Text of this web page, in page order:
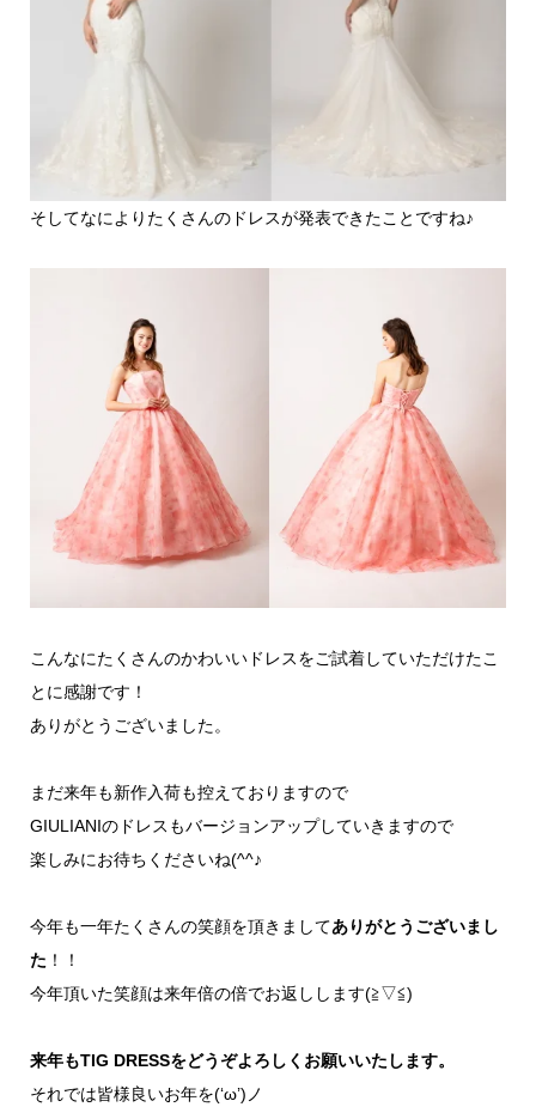
そしてなによりたくさんのドレスが発表できたことですね♪
こんなにたくさんのかわいいドレスをご試着していただけたこ
とに感謝です！
ありがとうございました。
まだ来年も新作入荷も控えておりますので
GIULIANIのドレスもバージョンアップしていきますので
楽しみにお待ちくださいね(^^♪
今年も一年たくさんの笑顔を頂きましてありがとうございまし
た ！！
今年頂いた笑顔は来年倍の倍でお返しします(≧▽≦)
来年もTIG DRESSをどうぞよろしくお願いいたします。
それでは皆様良いお年を(‘ω’)ノ